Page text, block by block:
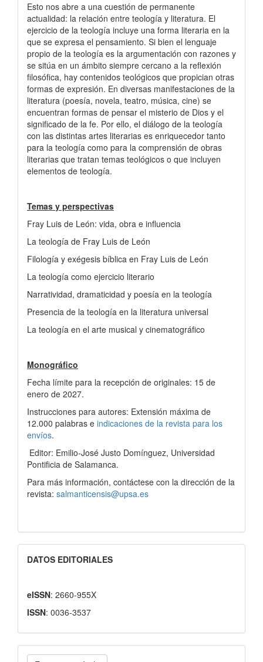
Esto nos abre a una cuestión de permanente
actualidad: la relación entre teología y literatura. El
ejercicio de la teología incluye una forma literaria en la
que se expresa el pensamiento. Si bien el lenguaje
propio de la teología es la argumentación con razones y
se sitúa en un ámbito siempre cercano a la reflexión
filosófica, hay contenidos teológicos que propician otras
formas de expresión. En diversas manifestaciones de la
literatura (poesía, novela, teatro, música, cine) se
encuentran formas de pensar el misterio de Dios y el
significado de la fe. Por ello, el diálogo de la teología
con las distintas artes literarias es enriquecedor tanto
para la teología como para la comprensión de obras
literarias que tratan temas teológicos o que incluyen
elementos de teología.
Temas y perspectivas
Fray Luis de León: vida, obra e influencia
La teología de Fray Luis de León
Filología y exégesis bíblica en Fray Luis de León
La teología como ejercicio literario
Narratividad, dramaticidad y poesía en la teología
Presencia de la teología en la literatura universal
La teología en el arte musical y cinematográfico
Monográfico
Fecha límite para la recepción de originales: 15 de
enero de 2027.
Instrucciones para autores: Extensión máxima de
12.000 palabras e indicaciones de la revista para los
envíos.
Editor: Emilio-José Justo Domínguez, Universidad
Pontificia de Salamanca.
Para más información, contáctese con la dirección de la
revista: salmanticensis@upsa.es
DATOS EDITORIALES
eISSN: 2660-955X
ISSN: 0036-3537
Enviar